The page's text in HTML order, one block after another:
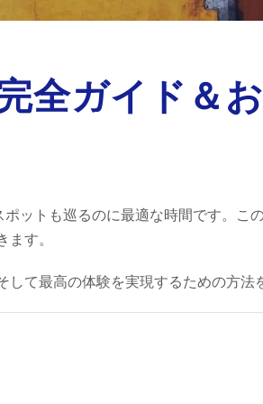
全ガイド＆
ットも巡るのに最適な時間です。
す。
て最高の体験を実現するための方